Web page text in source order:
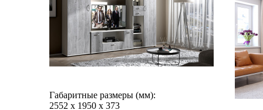
Габаритные размеры (мм):
2552 х 1950 х 373